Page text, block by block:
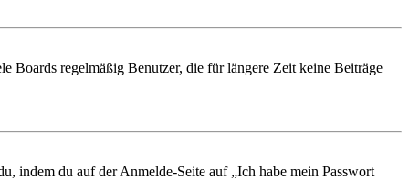
Boards regelmäßig Benutzer, die für längere Zeit keine Beiträge
indem du auf der Anmelde-Seite auf „Ich habe mein Passwort